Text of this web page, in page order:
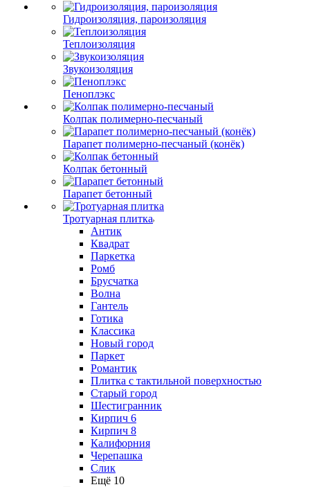
Гидроизоляция, пароизоляция
Теплоизоляция
Звукоизоляция
Пеноплэкс
Колпак полимерно-песчаный
Парапет полимерно-песчаный (конёк)
Колпак бетонный
Парапет бетонный
Тротуарная плитка
Антик
Квадрат
Паркетка
Ромб
Брусчатка
Волна
Гантель
Готика
Классика
Новый город
Паркет
Романтик
Плитка с тактильной поверхностью
Старый город
Шестигранник
Кирпич 6
Кирпич 8
Калифорния
Черепашка
Слик
Ещё 10